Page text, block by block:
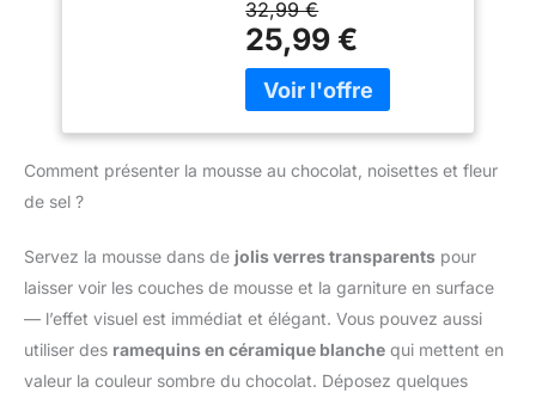
acier inoxydable pour
des performances fiables
et durables. Design
ergonomique et facile
d'utilisation : Poignée
ergonomique et bouton
d'éjection pratique pour
une utilisation
accessoires. Compact et
pratique pour un usage
quotidien : Léger, doté
d'un design compact, ce
mixeur est facile à ranger
Accessoires, Clip
Attache-Cordon
(HR3741/00)
s01__bullet">450 W</li>
<li class="p-
s01__bullet">5 vitesses
+ fonction Turbo</li> <li
cachemire</li> </ul>
32,99 €
25,99 €
Comment présenter la mousse au chocolat, noisettes et fleur
de sel ?
Servez la mousse dans de jolis verres transparents pour
laisser voir les couches de mousse et la garniture en surface
— l’effet visuel est immédiat et élégant. Vous pouvez aussi
utiliser des ramequins en céramique blanche qui mettent en
valeur la couleur sombre du chocolat. Déposez quelques